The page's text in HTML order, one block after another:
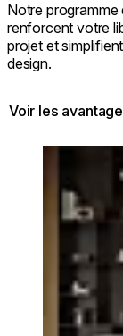
Notre
renforcent votre
projet et
design.
Voir les